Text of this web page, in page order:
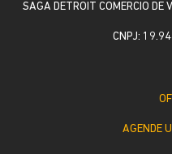
SAGA DETROIT COMERCIO DE
CNPJ:
AGENDE